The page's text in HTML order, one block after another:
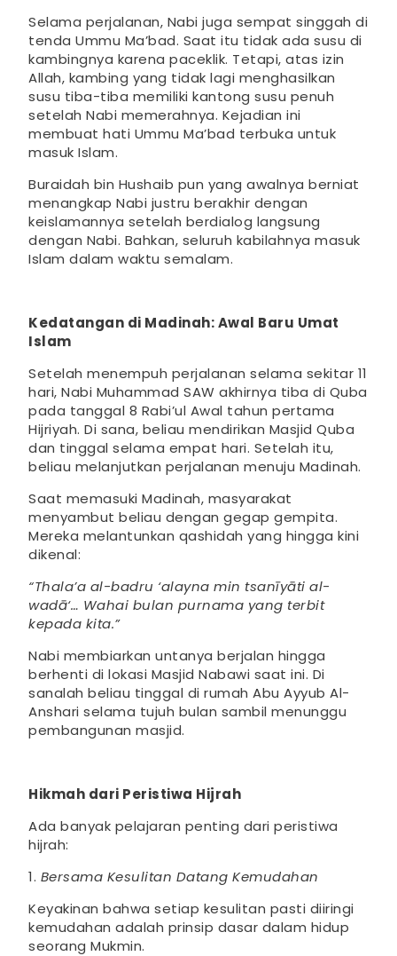
Selama perjalanan, Nabi juga sempat singgah di
tenda Ummu Ma’bad. Saat itu tidak ada susu di
kambingnya karena paceklik. Tetapi, atas izin
Allah, kambing yang tidak lagi menghasilkan
susu tiba-tiba memiliki kantong susu penuh
setelah Nabi memerahnya. Kejadian ini
membuat hati Ummu Ma’bad terbuka untuk
masuk Islam.
Buraidah bin Hushaib pun yang awalnya berniat
menangkap Nabi justru berakhir dengan
keislamannya setelah berdialog langsung
dengan Nabi. Bahkan, seluruh kabilahnya masuk
Islam dalam waktu semalam.
Kedatangan di Madinah: Awal Baru Umat
Islam
Setelah menempuh perjalanan selama sekitar 11
hari, Nabi Muhammad SAW akhirnya tiba di Quba
pada tanggal 8 Rabi’ul Awal tahun pertama
Hijriyah. Di sana, beliau mendirikan Masjid Quba
dan tinggal selama empat hari. Setelah itu,
beliau melanjutkan perjalanan menuju Madinah.
Saat memasuki Madinah, masyarakat
menyambut beliau dengan gegap gempita.
Mereka melantunkan qashidah yang hingga kini
dikenal:
“Thala’a al-badru ‘alayna min tsanīyāti al-
wadā‘… Wahai bulan purnama yang terbit
kepada kita.”
Nabi membiarkan untanya berjalan hingga
berhenti di lokasi Masjid Nabawi saat ini. Di
sanalah beliau tinggal di rumah Abu Ayyub Al-
Anshari selama tujuh bulan sambil menunggu
pembangunan masjid.
Hikmah dari Peristiwa Hijrah
Ada banyak pelajaran penting dari peristiwa
hijrah:
1. Bersama Kesulitan Datang Kemudahan
Keyakinan bahwa setiap kesulitan pasti diiringi
kemudahan adalah prinsip dasar dalam hidup
seorang Mukmin.